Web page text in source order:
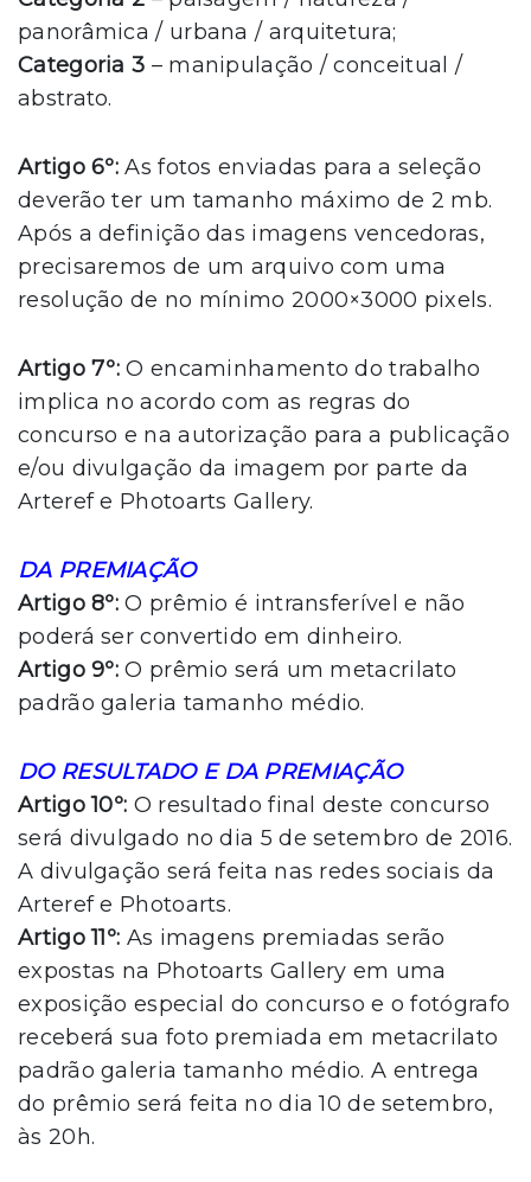
panorâmica / urbana / arquitetura;
Categoria 3 – manipulação / conceitual /
abstrato.
Artigo 6º: As fotos enviadas para a seleção
deverão ter um tamanho máximo de 2 mb.
Após a definição das imagens vencedoras,
precisaremos de um arquivo com uma
resolução de no mínimo 2000×3000 pixels.
Artigo 7º: O encaminhamento do trabalho
implica no acordo com as regras do
concurso e na autorização para a publicação
e/ou divulgação da imagem por parte da
Arteref e Photoarts Gallery.
DA PREMIAÇÃO
Artigo 8º: O prêmio é intransferível e não
poderá ser convertido em dinheiro.
Artigo 9º: O prêmio será um metacrilato
padrão galeria tamanho médio.
DO RESULTADO E DA PREMIAÇÃO
Artigo 10º: O resultado final deste concurso
será divulgado no dia 5 de setembro de 2016.
A divulgação será feita nas redes sociais da
Arteref e Photoarts.
Artigo 11º: As imagens premiadas serão
expostas na Photoarts Gallery em uma
exposição especial do concurso e o fotógrafo
receberá sua foto premiada em metacrilato
padrão galeria tamanho médio. A entrega
do prêmio será feita no dia 10 de setembro,
às 20h.